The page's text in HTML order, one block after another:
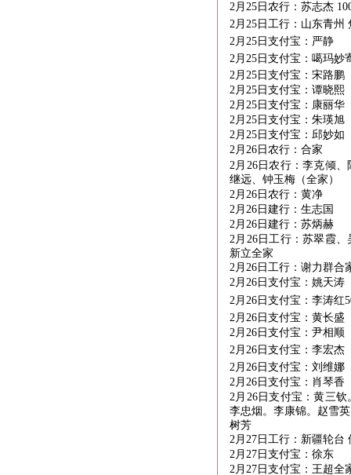
2月 25 日农行：苏志杰
2月 25 日工行：山东青州
2月 25 日支付宝：严静
2月 25 日支付宝：噶玛妙
2月 25 日支付宝：宋路鹏
2月 25 日支付宝：谭晓熙
2月 25 日支付宝：康丽华
2月 25 日支付宝：朱瑛旭
2月 25 日支付宝：邱妙如
2月 26 日农行：合家
2月 26日农行：李克倾、
继远、钟玉梅（全家）
2月 26 日农行：黄净
2月 26 日建行：生志国
2月 26 日建行：苏炳赫
2月 26日工行：苏翠霞、
新立全家
2月 26 日工行：谢力群合
2月 26 日支付宝：姚天涛
2月 26 日支付宝：李涛红
2月 26 日支付宝：黄长盛
2月 26 日支付宝：尹相顺
2月 26 日支付宝：李宏杰
2月 26 日支付宝：刘维娜
2月 26 日支付宝：肖琴香
2月 26日支付宝：黄三钦
李忠烟。李康锦。赵雪
树芳
2月 27 日工行：新疆轮台
2月 27 日支付宝：徐东
2月 27 日支付宝：王超全